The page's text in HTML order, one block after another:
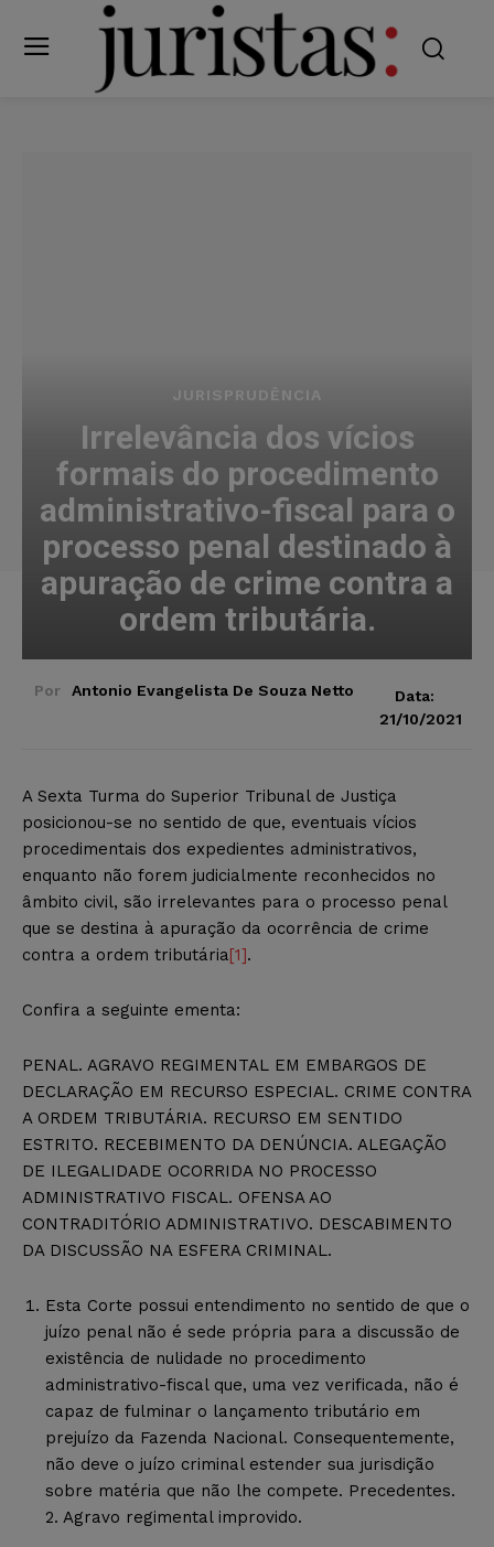
JURISPRUDÊNCIA
Irrelevância dos vícios
formais do procedimento
administrativo-fiscal para o
processo penal destinado à
apuração de crime contra a
ordem tributária.
Por Antonio Evangelista De Souza Netto
Data:
21/10/2021
A Sexta Turma do Superior Tribunal de Justiça
posicionou-se no sentido de que, eventuais vícios
procedimentais dos expedientes administrativos,
enquanto não forem judicialmente reconhecidos no
âmbito civil, são irrelevantes para o processo penal
que se destina à apuração da ocorrência de crime
contra a ordem tributária[1].
Confira a seguinte ementa:
PENAL. AGRAVO REGIMENTAL EM EMBARGOS DE
DECLARAÇÃO EM RECURSO ESPECIAL. CRIME CONTRA
A ORDEM TRIBUTÁRIA. RECURSO EM SENTIDO
ESTRITO. RECEBIMENTO DA DENÚNCIA. ALEGAÇÃO
DE ILEGALIDADE OCORRIDA NO PROCESSO
ADMINISTRATIVO FISCAL. OFENSA AO
CONTRADITÓRIO ADMINISTRATIVO. DESCABIMENTO
DA DISCUSSÃO NA ESFERA CRIMINAL.
Esta Corte possui entendimento no sentido de que o
juízo penal não é sede própria para a discussão de
existência de nulidade no procedimento
administrativo-fiscal que, uma vez verificada, não é
capaz de fulminar o lançamento tributário em
prejuízo da Fazenda Nacional. Consequentemente,
não deve o juízo criminal estender sua jurisdição
sobre matéria que não lhe compete. Precedentes.
2. Agravo regimental improvido.